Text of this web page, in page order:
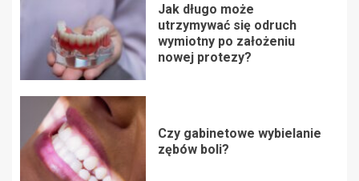
Jak długo może
utrzymywać się odruch
wymiotny po założeniu
nowej protezy?
Czy gabinetowe wybielanie
zębów boli?